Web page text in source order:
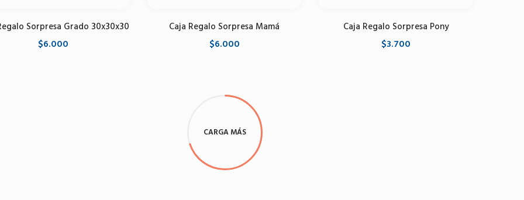
Sorpresa Grado 30x30x30
$6.000
Caja Regalo Sorpresa Mamá
$6.000
Caja Regalo Sorpresa Pony
$3.700
CARGA MÁS